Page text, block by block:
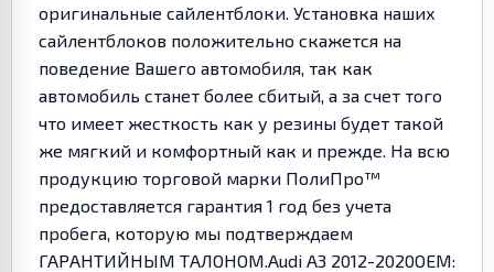
оригинальные сайлентблоки. Установка наших
сайлентблоков положительно скажется на
поведение Вашего автомобиля, так как
автомобиль станет более сбитый, а за счет того
что имеет жесткость как у резины будет такой
же мягкий и комфортный как и прежде. На всю
продукцию торговой марки ПолиПро™
предоставляется гарантия 1 год без учета
пробега, которую мы подтверждаем
ГАРАНТИЙНЫМ ТАЛОНОМ.Audi A3 2012-2020OEM: